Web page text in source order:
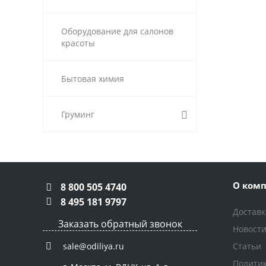
Оборудование для салонов
красоты
Бытовая химия
Груминг
8 800 505 4740
8 495 181 9797
Заказать обратный звонок
sale@odiliya.ru
О
Новости
Статьи